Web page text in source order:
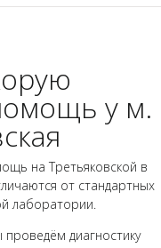
у м.
на Третьяковской в
от стандартных
лаборатории.
диагностику